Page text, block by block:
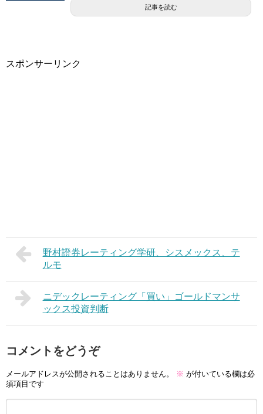
記事を読む
スポンサーリンク
野村證券レーティング学研、シスメックス、テ
ルモ
ニデックレーティング「買い」ゴールドマンサ
ックス投資判断
コメントをどうぞ
メールアドレスが公開されることはありません。 ※ が付いている欄は必
須項目です